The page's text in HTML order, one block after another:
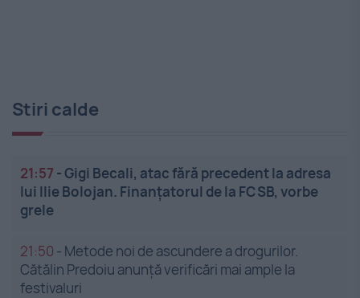
Stiri calde
21:57 -Gigi Becali, atac fără precedent la adresa
lui Ilie Bolojan. Finanțatorul de la FCSB, vorbe
grele
21:50 - Metode noi de ascundere a drogurilor.
Cătălin Predoiu anunță verificări mai ample la
festivaluri